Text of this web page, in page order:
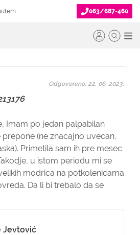
063/687-460
Imam po jedan palpabilan
(ne znacajno uvecan,
Primetila sam ih pre mesec
u istom periodu mi se
modrica na potkolenicama
Da li bi trebalo da se
Odgovoreno: 22. 06. 2023.
Jevtović